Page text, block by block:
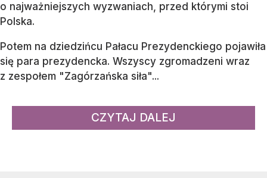
o najważniejszych wyzwaniach, przed którymi stoi
Polska.
Potem na dziedzińcu Pałacu Prezydenckiego pojawiła
się para prezydencka. Wszyscy zgromadzeni wraz
z zespołem "Zagórzańska siła"...
CZYTAJ DALEJ